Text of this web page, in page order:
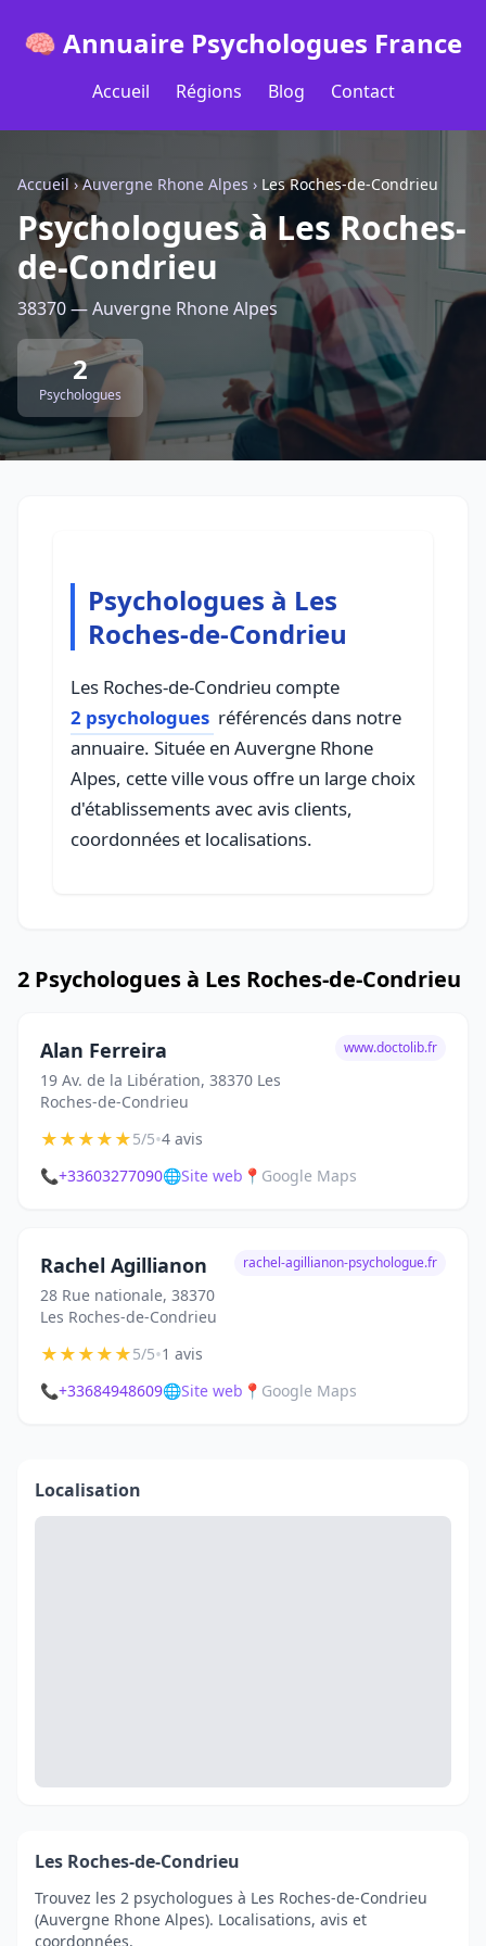
🧠 Annuaire Psychologues France
Accueil Régions Blog Contact
Accueil ›Auvergne Rhone Alpes › Les Roches-de-Condrieu
Psychologues à Les Roches-
de-Condrieu
38370 — Auvergne Rhone Alpes
2
Psychologues
Psychologues à Les
Roches-de-Condrieu
Les Roches-de-Condrieu compte
2 psychologues référencés dans notre
annuaire. Située en Auvergne Rhone
Alpes, cette ville vous offre un large choix
d'établissements avec avis clients,
coordonnées et localisations.
2 Psychologues à Les Roches-de-Condrieu
Alan Ferreira
19 Av. de la Libération, 38370 Les
Roches-de-Condrieu
www.doctolib.fr
★★★★★5/5•4 avis
📞+33603277090🌐Site web 📍 Google Maps
Rachel Agillianon
28 Rue nationale, 38370
Les Roches-de-Condrieu
rachel-agillianon-psychologue.fr
★★★★★5/5•1 avis
📞+33684948609🌐Site web 📍 Google Maps
Localisation
Les Roches-de-Condrieu
Trouvez les 2 psychologues à Les Roches-de-Condrieu
(Auvergne Rhone Alpes). Localisations, avis et
coordonnées.